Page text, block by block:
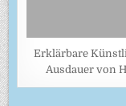
Erklärbare
Ausdauer von